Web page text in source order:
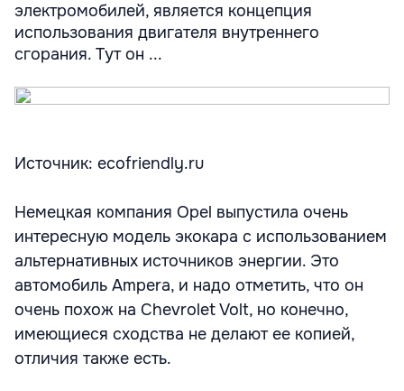
электромобилей, является концепция
использования двигателя внутреннего
сгорания. Тут он ...
Источник: ecofriendly.ru
Немецкая компания Opel выпустила очень
интересную модель экокара с использованием
альтернативных источников энергии. Это
автомобиль Ampera, и надо отметить, что он
очень похож на Chevrolet Volt, но конечно,
имеющиеся сходства не делают ее копией,
отличия также есть.